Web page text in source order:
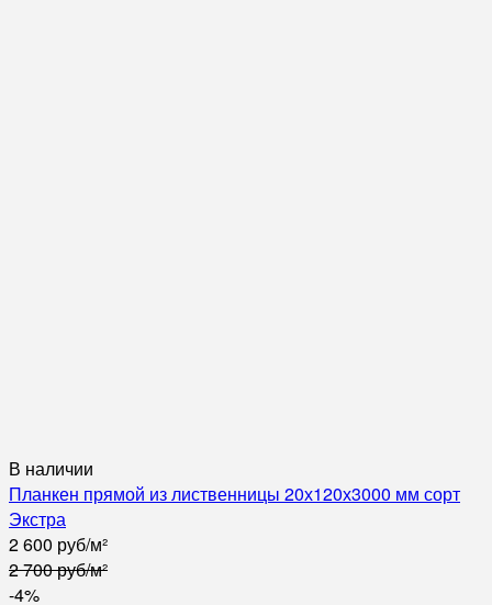
В наличии
Планкен прямой из лиственницы 20х120х3000 мм сорт
Экстра
2 600 руб/м²
2 700руб/м²
-4%